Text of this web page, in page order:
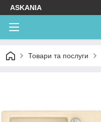
ASKANIA
Товари та послуги